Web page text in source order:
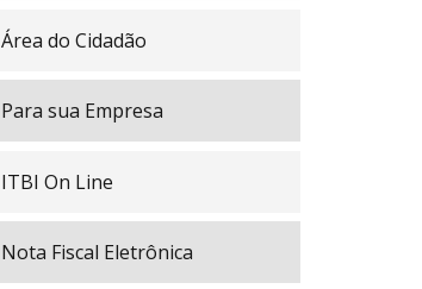
Área do Cidadão
Para sua Empresa
ITBI On Line
Nota Fiscal Eletrônica